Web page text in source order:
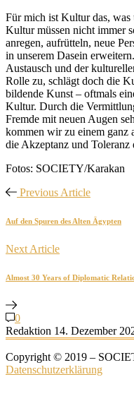
Für mich ist Kultur das, was
Kultur müssen nicht immer
anregen, aufrütteln, neue
in unserem Dasein
Austausch und der
Rolle zu, schlägt doch die
bildende Kunst – oftmals
Kultur. Durch die
Fremde mit neuen Augen
kommen wir zu einem ganz
die Akzeptanz und
Fotos: SOCIETY/Karakan
Previous Article
Auf den Spuren des Alten Ägypten
Next Article
Almost 30 Years of Diplomatic
0
Redaktion 14. Dezember
Copyright © 2019 –
Datenschutzerklärung